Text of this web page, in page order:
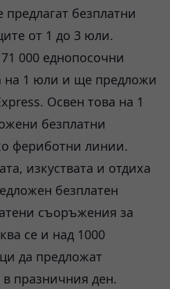
безплатни
от 1 до 3 юли.
000 еднопосочни
на 1 юли и ще предложи
Освен това на 1
безплатни
фериботни линии.
изкуствата и отдиха
безплатен
съоръжения за
се и над 1000
да предложат
празничния ден.